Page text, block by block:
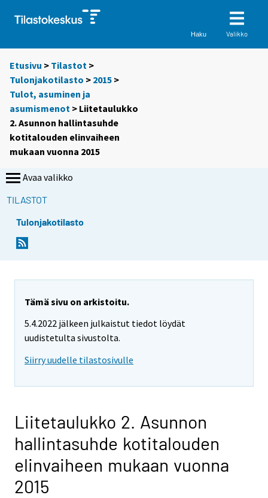
Haku Valikko
Etusivu > Tilastot >
Tulonjakotilasto > 2015 >
Tulot, asuminen ja
asumismenot > Liitetaulukko
2. Asunnon hallintasuhde
kotitalouden elinvaiheen
mukaan vuonna 2015
Avaa valikko
TILASTOT
Tulonjakotilasto
Tämä sivu on arkistoitu.
5.4.2022 jälkeen julkaistut tiedot löydät
uudistetulta sivustolta.
Siirry uudelle tilastosivulle
Liitetaulukko 2. Asunnon
hallintasuhde kotitalouden
elinvaiheen mukaan vuonna
2015